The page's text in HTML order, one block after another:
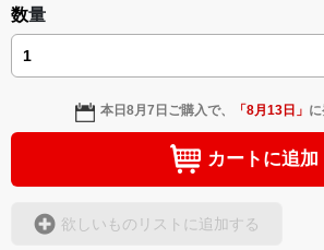
数量
本日8月7日 ご購入で、 「8月13日 」
カートに追加
欲しいものリストに追加する